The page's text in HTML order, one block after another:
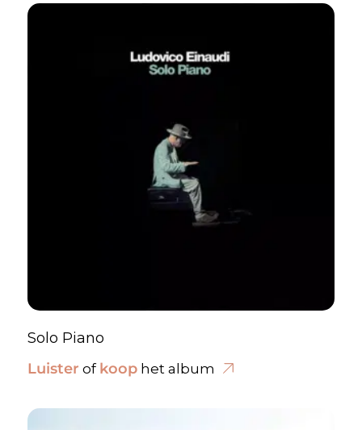
Solo Piano
Luister of koophet album